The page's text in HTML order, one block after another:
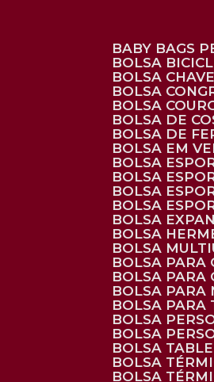
BABY BAGS
BOLSA
BOLSA
BOLSA
BOLSA
BOLSA DE
BOLSA DE
BOLSA EM
BOLSA
BOLSA
BOLSA
BOLSA
BOLSA
BOLSA
BOLSA
BOLSA PARA
BOLSA
BOLSA
BOLSA
BOLSA
BOLSA
BOLSA
BOLSA
BOLSA